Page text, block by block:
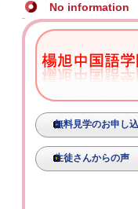
No information
無料見学のお申し
生徒さんからの声